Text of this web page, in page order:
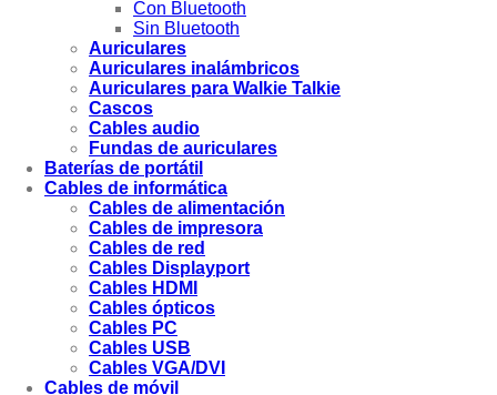
Con Bluetooth
Sin Bluetooth
Auriculares
Auriculares inalámbricos
Auriculares para Walkie Talkie
Cascos
Cables audio
Fundas de auriculares
Baterías de portátil
Cables de informática
Cables de alimentación
Cables de impresora
Cables de red
Cables Displayport
Cables HDMI
Cables ópticos
Cables PC
Cables USB
Cables VGA/DVI
Cables de móvil